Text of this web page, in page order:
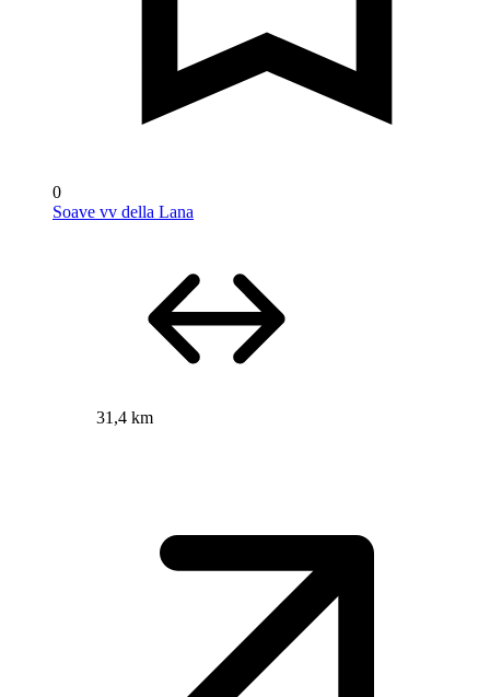
0
Soave vv della Lana
31,4 km